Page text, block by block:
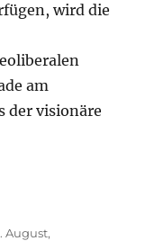
wird die
am
der visionäre
August,